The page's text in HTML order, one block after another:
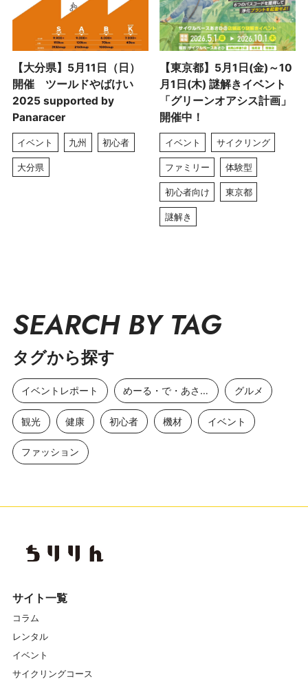
【大分県】5月11日（日）
開催 ツールドやばけい
2025 supported by
Panaracer
イベント 九州 初心者
大分県
【東京都】5月1日(金)～10
月1日(木) 謎解きイベント
「グリーンオアシス計画」
開催中！
イベント サイクリング
ファミリー 体験型
初心者向け 東京都
謎解き
SEARCH BY TAG
タグから探す
イベントレポート めーる・で・あさひ グルメ
観光 健康 初心者 機材 イベント
ファッション
サイト一覧
コラム
レンタル
イベント
サイクリングコース